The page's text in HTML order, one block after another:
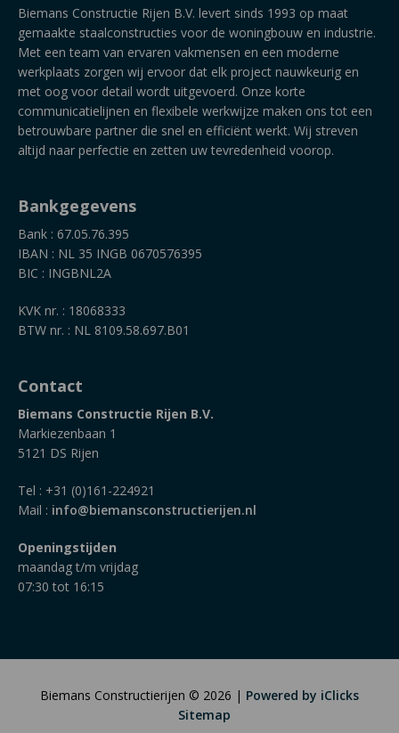
Biemans Constructie Rijen B.V. levert sinds 1993 op maat
gemaakte staalconstructies voor de woningbouw en industrie.
Met een team van ervaren vakmensen en een moderne
werkplaats zorgen wij ervoor dat elk project nauwkeurig en
met oog voor detail wordt uitgevoerd. Onze korte
communicatielijnen en flexibele werkwijze maken ons tot een
betrouwbare partner die snel en efficiënt werkt. Wij streven
altijd naar perfectie en zetten uw tevredenheid voorop.
Bankgegevens
Bank : 67.05.76.395
IBAN : NL 35 INGB 0670576395
BIC : INGBNL2A
KVK nr. : 18068333
BTW nr. : NL 8109.58.697.B01
Contact
Biemans Constructie Rijen B.V.
Markiezenbaan 1
5121 DS Rijen
Tel : +31 (0)161-224921
Mail : info@biemansconstructierijen.nl
Openingstijden
maandag t/m vrijdag
07:30 tot 16:15
Biemans Constructierijen © 2026 | Powered by iClicks
Sitemap